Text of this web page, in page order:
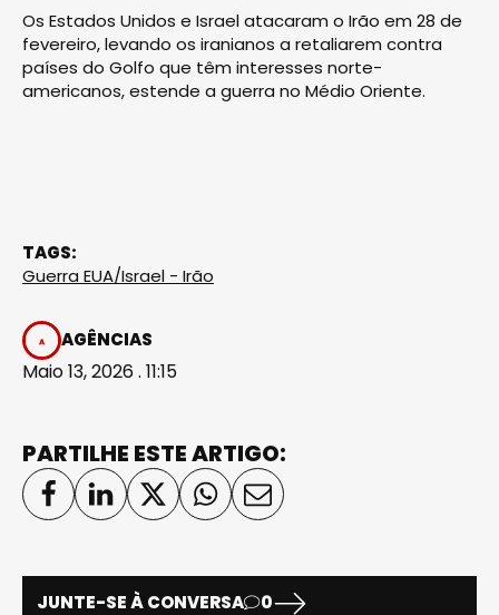
Os Estados Unidos e Israel atacaram o Irão em 28 de
fevereiro, levando os iranianos a retaliarem contra
países do Golfo que têm interesses norte-
americanos, estende a guerra no Médio Oriente.
TAGS:
Guerra EUA/Israel - Irão
AGÊNCIAS
Maio 13, 2026 . 11:15
PARTILHE ESTE ARTIGO:
JUNTE-SE À CONVERSA 0